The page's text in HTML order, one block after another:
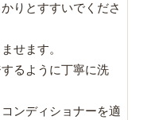
りとすすいでくださ
せます。
るように丁寧に洗
ンディショナーを適